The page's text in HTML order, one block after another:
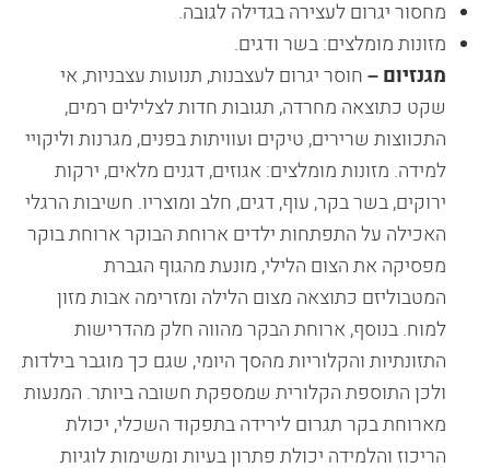
מחסור יגרום לעצירה בגדילה לגובה.
מזונות מומלצים: בשר ודגים.
מגנזיום –חוסר יגרום לעצבנות, תנועות עצבניות, אי
שקט כתוצאה מחרדה, תגובות חדות לצלילים רמים,
התכווצות שרירים, טיקים ועוויתות בפנים, מגרנות וליקויי
למידה. מזונות מומלצים: אגוזים, דגנים מלאים, ירקות
ירוקים, בשר בקר, עוף, דגים, חלב ומוצריו. חשיבות הרגלי
האכילה על התפתחות ילדים ארוחת הבוקר ארוחת בוקר
מפסיקה את הצום הלילי, מונעת מהגוף הגברת
המטבוליזם כתוצאה מצום הלילה ומזרימה אבות מזון
למוח. בנוסף, ארוחת הבקר מהווה חלק מהדרישות
התזונתיות והקלוריות מהסך היומי, שגם כך מוגבר בילדות
ולכן התוספת הקלורית שמספקת חשובה ביותר. המנעות
מארוחת בקר תגרום לירידה בתפקוד השכלי, יכולת
הריכוז והלמידה יכולת פתרון בעיות ומשימות לוגיות